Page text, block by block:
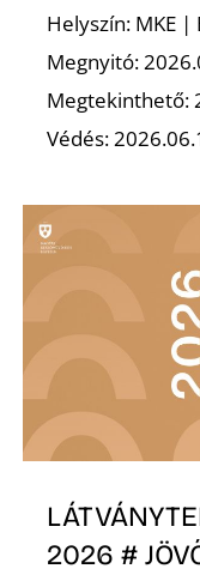
Helyszín: MKE |
Megnyitó:
Megtekinthető:
Védés:
2026 #